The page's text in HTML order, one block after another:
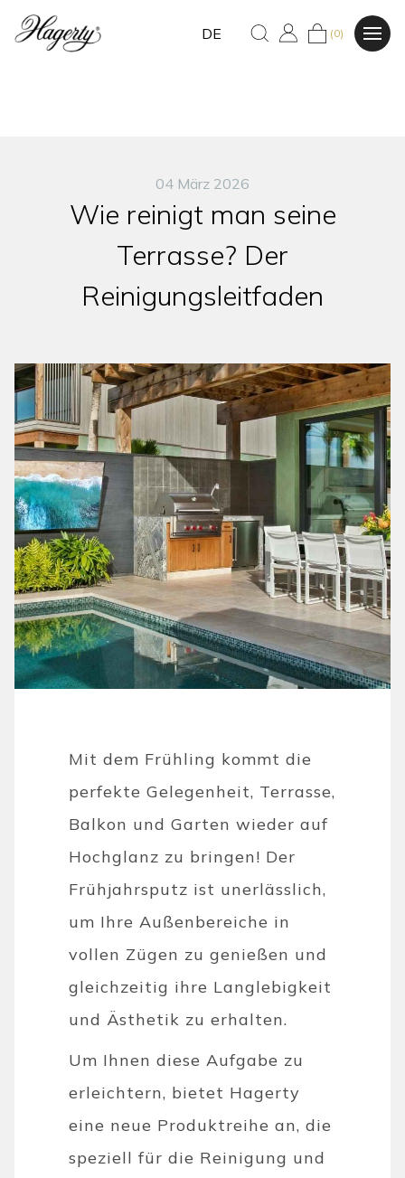
DE (0)
04 März 2026
Wie reinigt man seine
Terrasse? Der
Reinigungsleitfaden
Mit dem Frühling kommt die
perfekte Gelegenheit, Terrasse,
Balkon und Garten wieder auf
Hochglanz zu bringen! Der
Frühjahrsputz ist unerlässlich,
um Ihre Außenbereiche in
vollen Zügen zu genießen und
gleichzeitig ihre Langlebigkeit
und Ästhetik zu erhalten.
Um Ihnen diese Aufgabe zu
erleichtern, bietet Hagerty
eine neue Produktreihe an, die
speziell für die Reinigung und